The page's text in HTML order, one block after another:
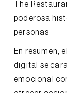
The
poderosa
personas
En resumen,
digital se
emocional